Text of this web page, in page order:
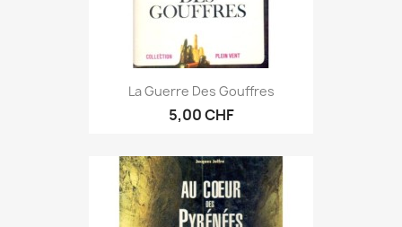
La Guerre Des Gouffres
5,00 CHF